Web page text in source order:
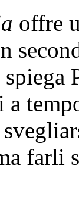
offre
a
farli